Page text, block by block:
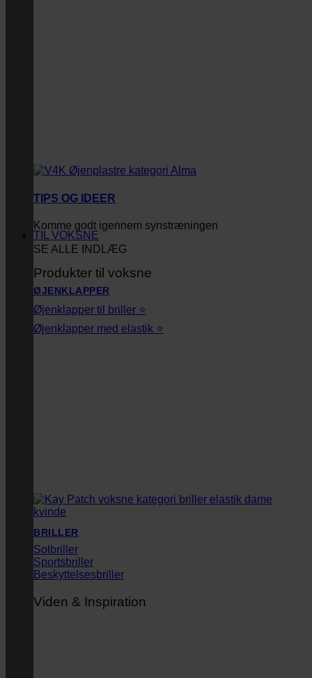
TIPS OG IDEER
Komme godt igennem synstræningen
SE ALLE INDLÆG
TIL VOKSNE
Produkter til voksne
ØJENKLAPPER
Øjenklapper til briller ⭐
Øjenklapper med elastik ⭐
BRILLER
Solbriller
Sportsbriller
Beskyttelsesbriller
Viden & Inspiration